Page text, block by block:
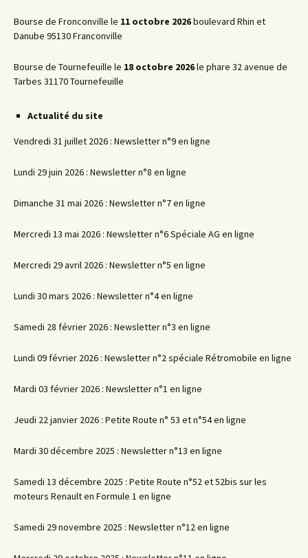
Bourse de Fronconville le 11 octobre 2026boulevard Rhin et
Danube 95130 Franconville
Bourse de Tournefeuille le 18 octobre 2026le phare 32 avenue de
Tarbes 31170 Tournefeuille
Actualité du site
Vendredi 31 juillet 2026 : Newsletter n°9 en ligne
Lundi 29 juin 2026 : Newsletter n°8 en ligne
Dimanche 31 mai 2026 : Newsletter n°7 en ligne
Mercredi 13 mai 2026 : Newsletter n°6 Spéciale AG en ligne
Mercredi 29 avril 2026 : Newsletter n°5 en ligne
Lundi 30 mars 2026 : Newsletter n°4 en ligne
Samedi 28 février 2026 : Newsletter n°3 en ligne
Lundi 09 février 2026 : Newsletter n°2 spéciale Rétromobile en ligne
Mardi 03 février 2026 : Newsletter n°1 en ligne
Jeudi 22 janvier 2026 : Petite Route n° 53 et n°54 en ligne
Mardi 30 décembre 2025 : Newsletter n°13 en ligne
Samedi 13 décembre 2025 : Petite Route n°52 et 52bis sur les
moteurs Renault en Formule 1 en ligne
Samedi 29 novembre 2025 : Newsletter n°12 en ligne